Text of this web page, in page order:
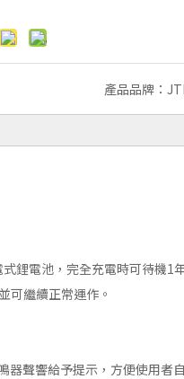
產品品牌：
鋰電池，完全充電時可待機
可繼續正常運作。
器聲響給予提示，方便使用